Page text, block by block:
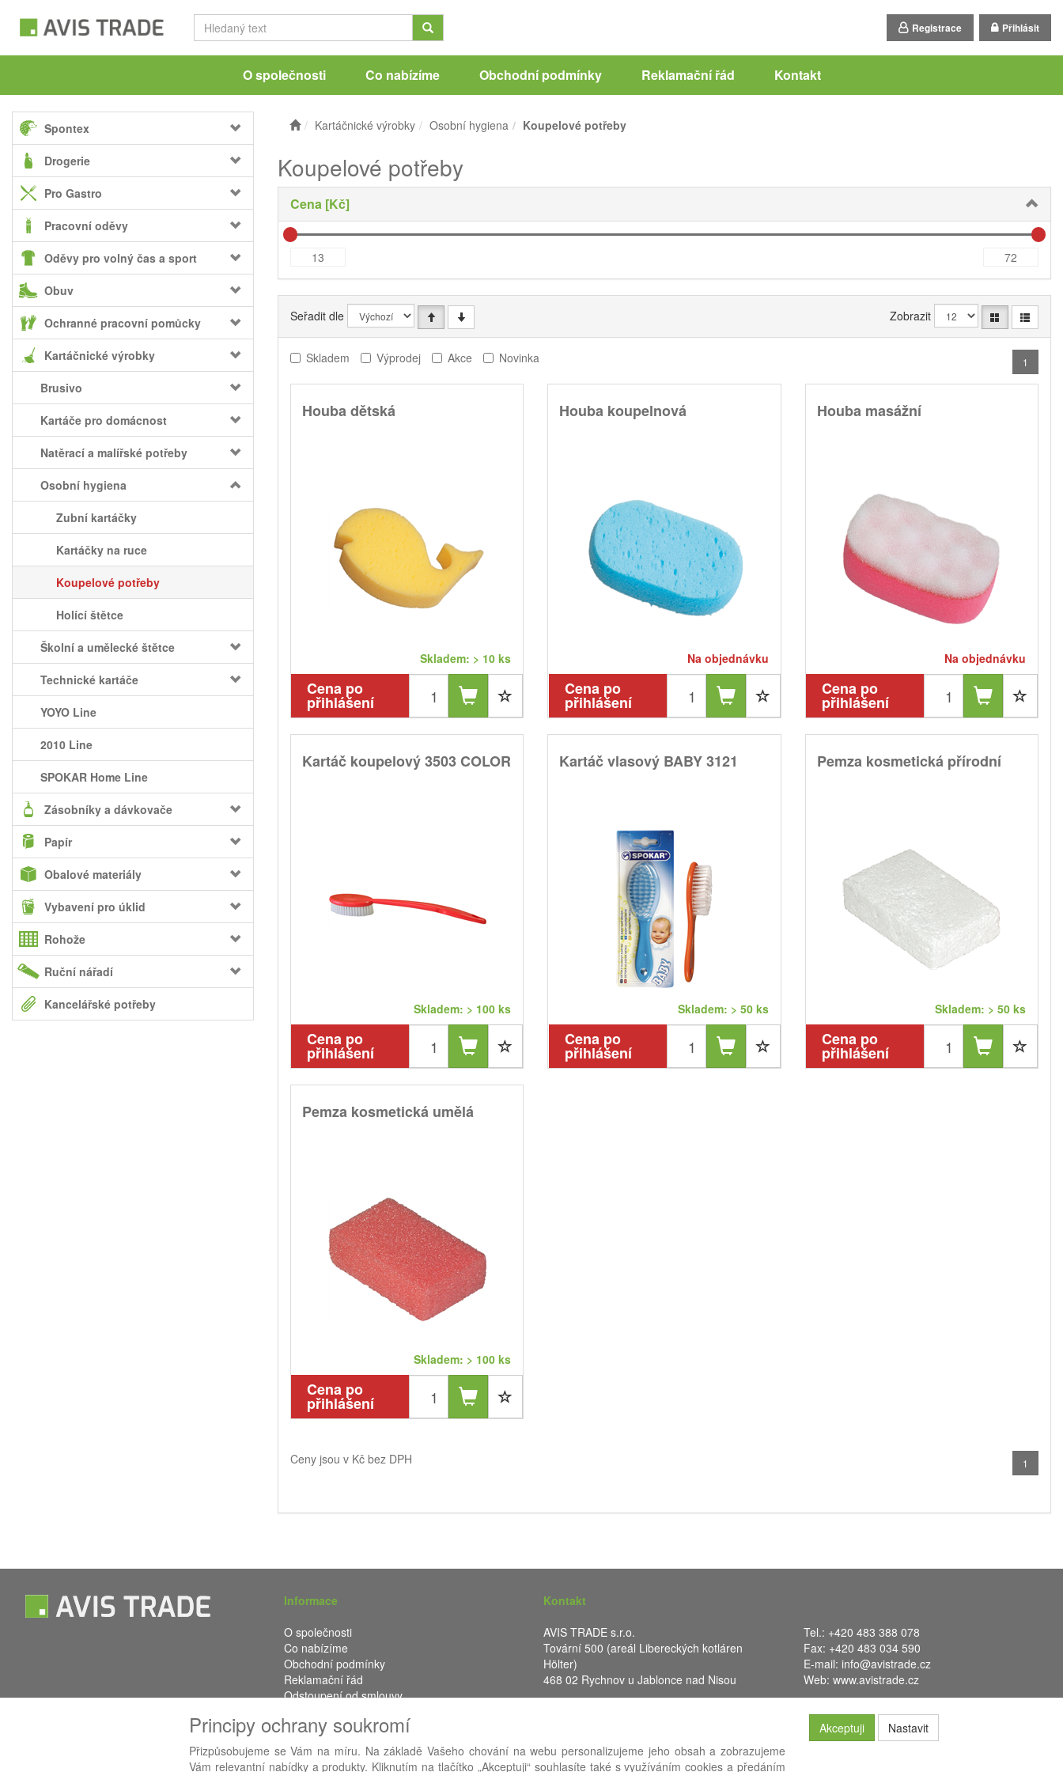
Registrace Přihlásit
O společnosti Co nabízíme Obchodní podmínky Reklamační řád Kontakt
Spontex
Drogerie
Pro Gastro
Pracovní oděvy
Oděvy pro volný čas a sport
Obuv
Ochranné pracovní pomůcky
Kartáčnické výrobky
Brusivo
Kartáče pro domácnost
Natěrací a malířské potřeby
Osobní hygiena
Zubní kartáčky
Kartáčky na ruce
Koupelové potřeby
Holící štětce
Školní a umělecké štětce
Technické kartáče
YOYO Line
2010 Line
SPOKAR Home Line
Zásobníky a dávkovače
Papír
Obalové materiály
Vybavení pro úklid
Rohože
Ruční nářadí
Kancelářské potřeby
Kartáčnické výrobky Osobní hygiena Koupelové potřeby
Koupelové potřeby
Cena [Kč]
Seřadit dle Zobrazit
Skladem Výprodej Akce Novinka 1
Houba dětská
Skladem: > 10 ks
Cena po
přihlášení
Houba koupelnová
Na objednávku
Cena po
přihlášení
Houba masážní
Na objednávku
Cena po
přihlášení
Kartáč koupelový 3503 COLOR
Skladem: > 100 ks
Cena po
přihlášení
Kartáč vlasový BABY 3121
Skladem: > 50 ks
Cena po
přihlášení
Pemza kosmetická přírodní
Skladem: > 50 ks
Cena po
přihlášení
Pemza kosmetická umělá
Skladem: > 100 ks
Cena po
přihlášení
Ceny jsou v Kč bez DPH 1
Informace
O společnosti
Co nabízíme
Obchodní podmínky
Reklamační řád
Odstoupení od smlouvy
Kontakt
AVIS TRADE s.r.o.
Tovární 500 (areál Libereckých kotláren
Hölter)
468 02 Rychnov u Jablonce nad Nisou
Tel.: +420 483 388 078
Fax: +420 483 034 590
E-mail: info@avistrade.cz
Web: www.avistrade.cz
Principy ochrany soukromí
Přizpůsobujeme se Vám na míru. Na základě Vašeho chování na webu personalizujeme jeho obsah a zobrazujeme
Vám relevantní nabídky a produkty. Kliknutím na tlačítko „Akceptuji“ souhlasíte také s využíváním cookies a předáním
Akceptuji Nastavit